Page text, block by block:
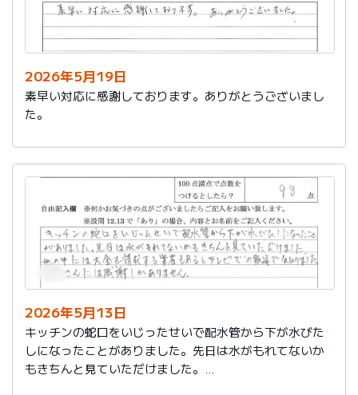
2026年5月19日
素早い対応に感謝しております。ありがとうございまし
た。
2026年5月13日
キッチンの蛇口をいじったせいで配水管から下が水びた
しになったことがありました。先日は水がもれてないか
もきちんと見ていただけました。